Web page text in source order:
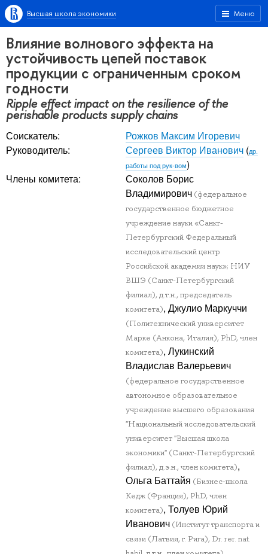
Меню
Высшая школа экономики
Влияние волнового эффекта на
устойчивость цепей поставок
продукции с ограниченным сроком
годности
Ripple effect impact on the resilience of the
perishable products supply chains
Соискатель:
Рожков Максим Игоревич
Руководитель:
Сергеев Виктор Иванович (др.
работы под рук-вом)
Члены комитета:
Соколов Борис
Владимирович (федеральное
государственное бюджетное
учреждение науки «Санкт-
Петербургский Федеральный
исследовательский центр
Российской академии наук»; НИУ
ВШЭ (Санкт-Петербургский
филиал), д.т.н., председатель
комитета), Джулио Маркуччи
(Политехнический университет
Марке (Анкона, Италия), PhD, член
комитета), Лукинский
Владислав Валерьевич
(федеральное государственное
автономное образовательное
учреждение высшего образования
"Национальный исследовательский
университет "Высшая школа
экономики" (Санкт-Петербургский
филиал), д.э.н., член комитета),
Ольга Баттайя (Бизнес-школа
Кедж (Франция), PhD, член
комитета), Толуев Юрий
Иванович (Институт транспорта и
связи (Латвия, г. Рига), Dr. rer. nat.